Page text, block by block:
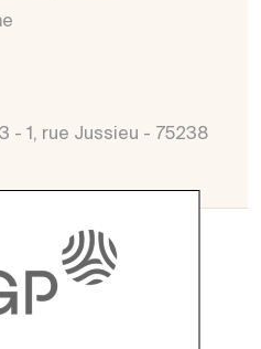
- 1, rue Jussieu - 75238